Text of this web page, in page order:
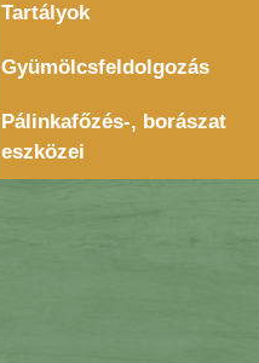
Tartályok
Gyümölcsfeldolgozás
Pálinkafőzés-, borászat
eszközei